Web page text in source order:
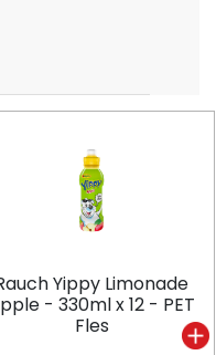
Yippy Limonade
- 330ml x 12 - PET
Fles